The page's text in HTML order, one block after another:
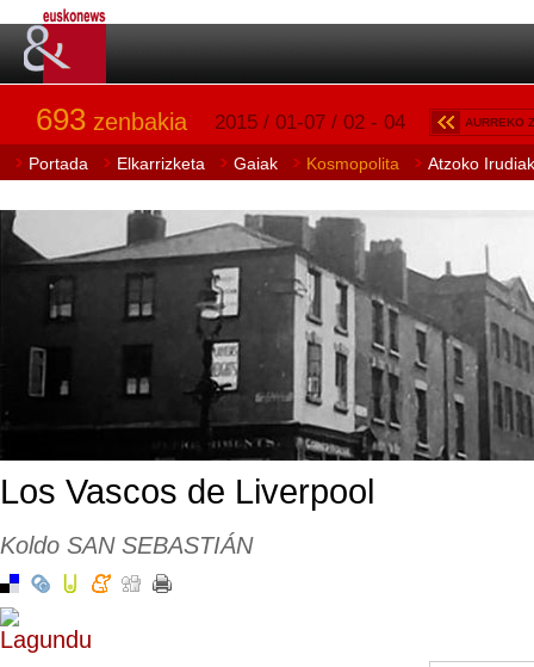
693 zenbakia 2015 / 01-07 / 02 - 04 AURREKO
Portada Elkarrizketa Gaiak Kosmopolita Atzoko Irudiak
Los Vascos de Liverpool
Koldo SAN SEBASTIÁN